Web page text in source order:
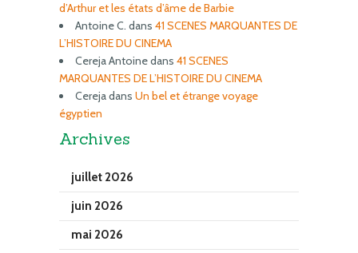
d’Arthur et les états d’âme de Barbie
Antoine C. dans 41 SCENES MARQUANTES DE
L’HISTOIRE DU CINEMA
Cereja Antoinedans 41 SCENES
MARQUANTES DE L’HISTOIRE DU CINEMA
Cerejadans Un bel et étrange voyage
égyptien
Archives
juillet 2026
juin 2026
mai 2026